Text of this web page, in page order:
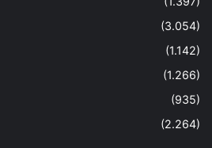
(3.054)
(1.142)
(1.266)
(935)
(2.264)